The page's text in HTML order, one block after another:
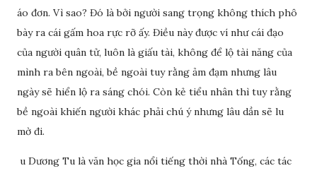
áo đơn. Vì sao? Đó là bởi người sang trọng không thích phô
bày ra cái gấm hoa rực rỡ ấy. Điều này được ví như cái đạo
của người quân tử, luôn là giấu tài, không để lộ tài năng của
mình ra bên ngoài, bề ngoài tuy rằng ảm đạm nhưng lâu
ngày sẽ hiển lộ ra sáng chói. Còn kẻ tiểu nhân thì tuy rằng
bề ngoài khiến người khác phải chú ý nhưng lâu dần sẽ lu
mờ đi.
u Dương Tu là văn học gia nổi tiếng thời nhà Tống, các tác